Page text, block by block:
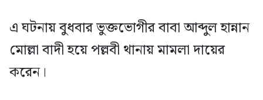
এ ঘটনায় বুধবার ভুক্তভোগীর বাবা আব্দুল হান্নান
মোল্লা বাদী হয়ে পল্লবী থানায় মামলা দায়ের
করেন।